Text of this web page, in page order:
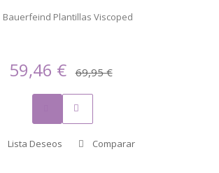
59,46 € 69,95 €
Lista Deseos Comparar